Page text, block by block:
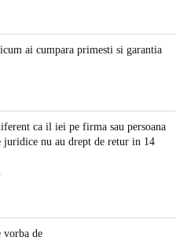
ai cumpara primesti si garantia
ca il iei pe firma sau persoana
juridice nu au drept de retur in 14
vorba de